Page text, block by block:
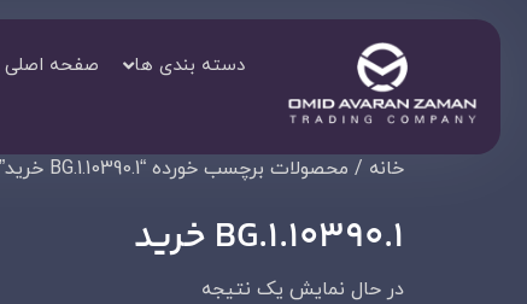
دسته بندی ها صفحه اصلی
خانه / محصولات برچسب خورده “BG.1.10390.1 خرید”
BG.1.10390.1 خرید
در حال نمایش یک نتیجه